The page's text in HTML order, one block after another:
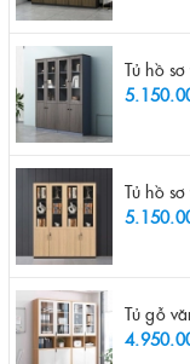
Tủ hồ
Tủ hồ
Tủ gỗ